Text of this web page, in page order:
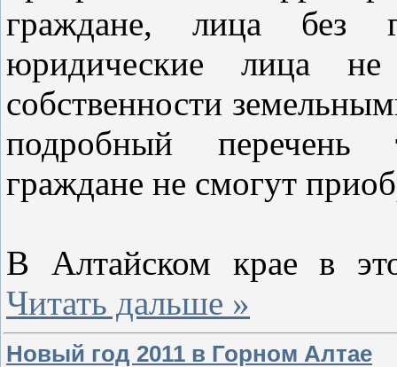
граждане, лица без
юридические лица
собственности
подробный перечень
граждане не смогут
В Алтайском крае в
Читать дальше »
Новый год 2011 в Горном Алтае